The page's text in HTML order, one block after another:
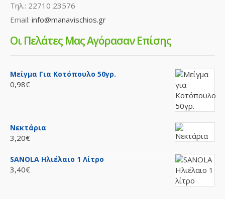
Τηλ.: 22710 23576
Email: info@manavischios.gr
Οι Πελάτες Μας Αγόρασαν Επίσης
Μείγμα Για Κοτόπουλο 50γρ.
0,98€
Νεκτάρια
3,20€
SANOLA Ηλιέλαιο 1 Λίτρο
3,40€